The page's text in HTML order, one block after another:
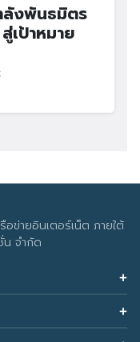
ลังพันธมิตร
เป้าหมาย
ข่ายอินเตอร์เน็ต ภายใต้
น จำกัด